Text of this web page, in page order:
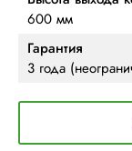
600 мм
Гарантия
3 года